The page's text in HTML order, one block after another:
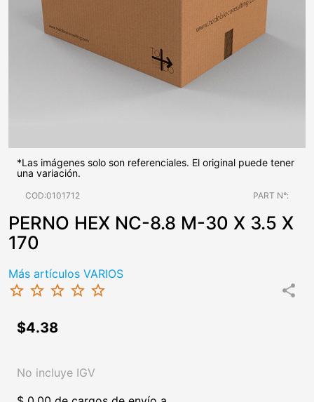
*Las imágenes solo son referenciales. El original puede tener
una variación.
COD:0101712 PART N°:
PERNO HEX NC-8.8 M-30 X 3.5 X
170
Más artículos VARIOS
star_border star_border star_border star_border star_border share
$4.38
No incluye IGV